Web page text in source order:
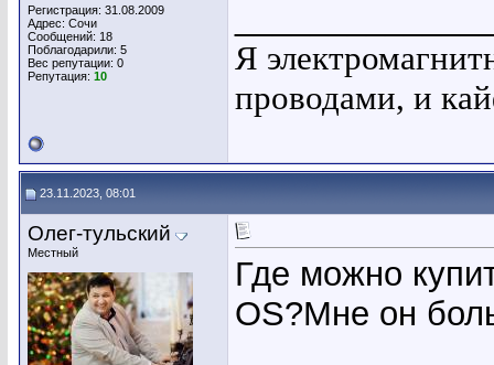
Регистрация: 31.08.2009
Адрес: Сочи
Сообщений: 18
Поблагодарили: 5
Вес репутации: 0
Репутация: 10
Я
проводами, и
23.11.2023, 08:01
Олег-тульский
Местный
Где можно
OS?Мне он